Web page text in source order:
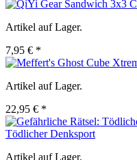
Artikel auf Lager.
7,95 € *
Artikel auf Lager.
22,95 € *
Tödlicher Denksport
Artikel auf Lager.